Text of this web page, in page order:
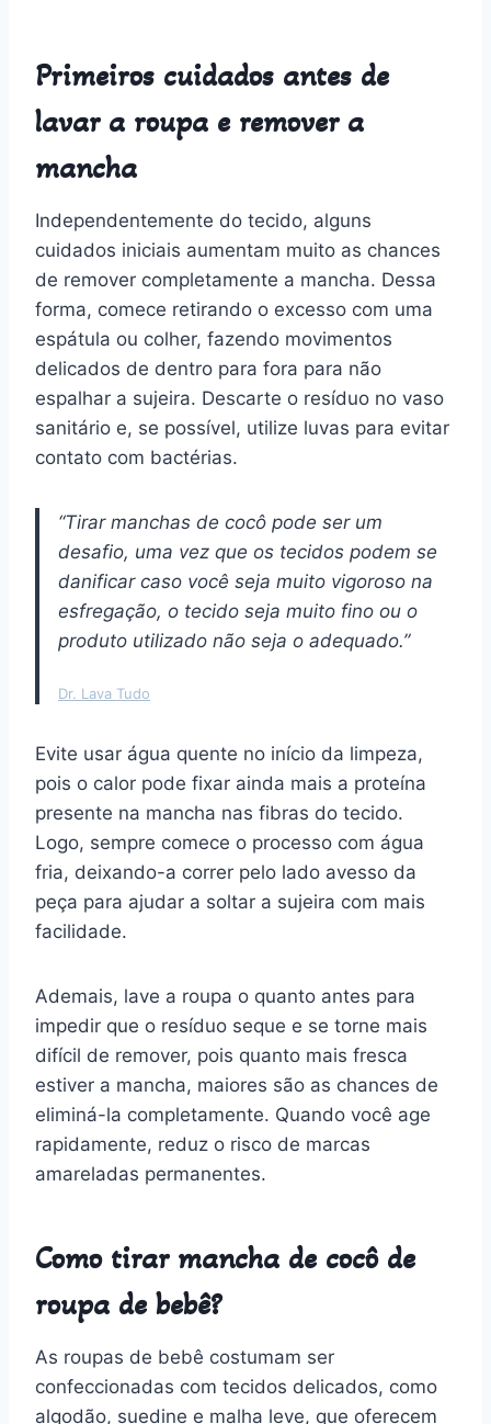
Primeiros cuidados antes de
lavar a roupa e remover a
mancha
Independentemente do tecido, alguns
cuidados iniciais aumentam muito as chances
de remover completamente a mancha. Dessa
forma, comece retirando o excesso com uma
espátula ou colher, fazendo movimentos
delicados de dentro para fora para não
espalhar a sujeira. Descarte o resíduo no vaso
sanitário e, se possível, utilize luvas para evitar
contato com bactérias.
“Tirar manchas de cocô pode ser um
desafio, uma vez que os tecidos podem se
danificar caso você seja muito vigoroso na
esfregação, o tecido seja muito fino ou o
produto utilizado não seja o adequado.”
Dr. Lava Tudo
Evite usar água quente no início da limpeza,
pois o calor pode fixar ainda mais a proteína
presente na mancha nas fibras do tecido.
Logo, sempre comece o processo com água
fria, deixando-a correr pelo lado avesso da
peça para ajudar a soltar a sujeira com mais
facilidade.
Ademais, lave a roupa o quanto antes para
impedir que o resíduo seque e se torne mais
difícil de remover, pois quanto mais fresca
estiver a mancha, maiores são as chances de
eliminá-la completamente. Quando você age
rapidamente, reduz o risco de marcas
amareladas permanentes.
Como tirar mancha de cocô de
roupa de bebê?
As roupas de bebê costumam ser
confeccionadas com tecidos delicados, como
algodão, suedine e malha leve, que oferecem